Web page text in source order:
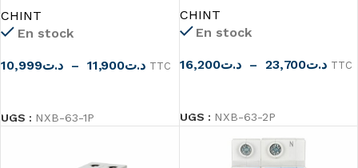
CHINT
En stock
د.ت10,999 – د.ت11,900
TTC
UGS : NXB-63-1P
CHINT
En stock
د.ت16,200 – د.ت23,700
TTC
UGS : NXB-63-2P